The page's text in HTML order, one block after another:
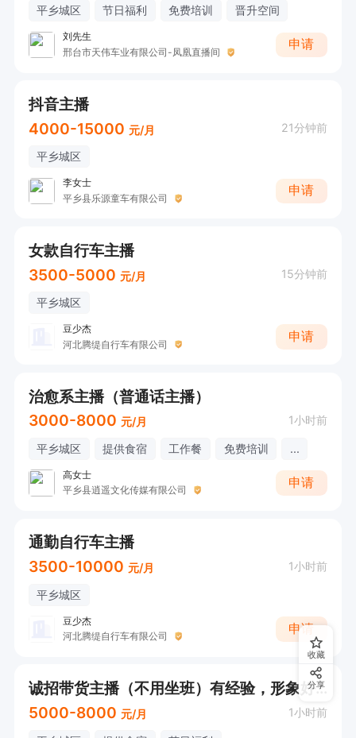
平乡城区 节日福利 免费培训 晋升空间
刘先生
邢台市天伟车业有限公司-凤凰直播间
申请
抖音主播
4000-15000 元/月 21分钟前
平乡城区
李女士
平乡县乐源童车有限公司
申请
女款自行车主播
3500-5000 元/月 15分钟前
平乡城区
豆少杰
河北腾缇自行车有限公司
申请
治愈系主播（普通话主播）
3000-8000 元/月 1小时前
平乡城区 提供食宿 工作餐 免费培训 ...
高女士
平乡县逍遥文化传媒有限公司
申请
通勤自行车主播
3500-10000 元/月 1小时前
平乡城区
豆少杰
河北腾缇自行车有限公司
申请
诚招带货主播（不用坐班）有经验，形象好 销冠➕500 全勤➕200
5000-8000 元/月 1小时前
收藏
分享